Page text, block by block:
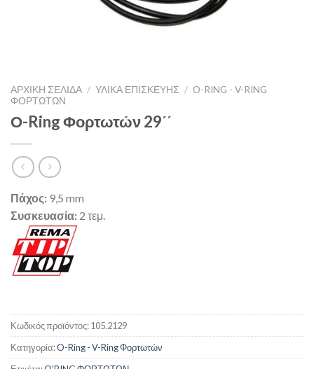
ΑΡΧΙΚΉ ΣΕΛΊΔΑ / ΥΛΙΚΑ ΕΠΙΣΚΕΥΗΣ / O-RING - V-RING
ΦΟΡΤΩΤΏΝ
Ο-Ring Φορτωτών 29΄΄
Πάχος: 9,5 mm
Συσκευασία: 2 τεμ.
Κωδικός προϊόντος:105.2129
Κατηγορία:O-Ring - V-Ring Φορτωτών